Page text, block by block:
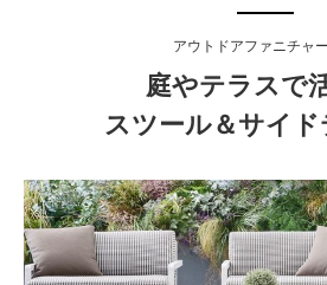
アウトドアファニチャ
庭やテラスで
スツール＆サイ